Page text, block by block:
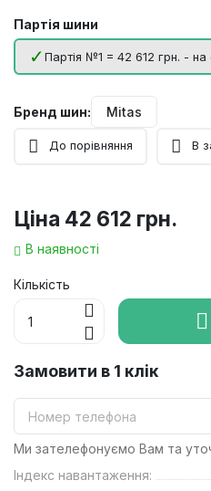
Партія шини
Партія №1 = 42 612 грн. - на
Бренд шин: Mitas
До порівняння В
Ціна 42 612 грн.
В наявності
Кількість
Замовити в 1 клік
Ми зателефонуємо Вам та
Індекс навантаження: